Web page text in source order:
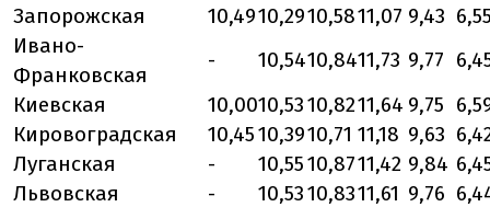
Запорожская
10,4910,2910,5811,07 9,43
Ивано-
Франковская
- 10,5410,8411,73 9,77
Киевская
10,0010,5310,8211,64 9,75
Кировоградская
10,4510,3910,71 11,18 9,63
Луганская
- 10,5510,8711,42 9,84
Львовская
- 10,5310,8311,61 9,76